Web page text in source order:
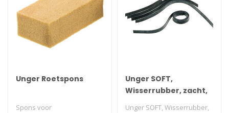
Unger Roetspons
Spons voor
Unger SOFT,
Wisserrubber, zacht,
Unger SOFT, Wisserrubber,